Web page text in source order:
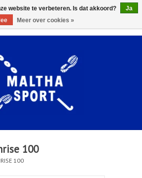
100
100
website te verbeteren. Is dat akkoord?
Ja
Meer over cookies »